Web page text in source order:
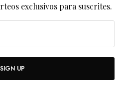
exclusivos para suscrites.
SIGN UP